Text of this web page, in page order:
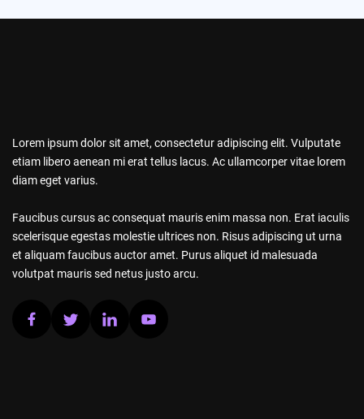
Lorem ipsum dolor sit amet, consectetur adipiscing elit. Vulputate
etiam libero aenean mi erat tellus lacus. Ac ullamcorper vitae lorem
diam eget varius.
Faucibus cursus ac consequat mauris enim massa non. Erat iaculis
scelerisque egestas molestie ultrices non. Risus adipiscing ut urna
et aliquam faucibus auctor amet. Purus aliquet id malesuada
volutpat mauris sed netus justo arcu.